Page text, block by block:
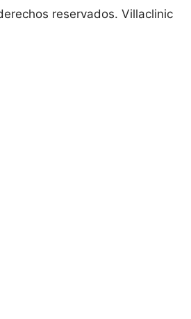
reservados. Villaclinic